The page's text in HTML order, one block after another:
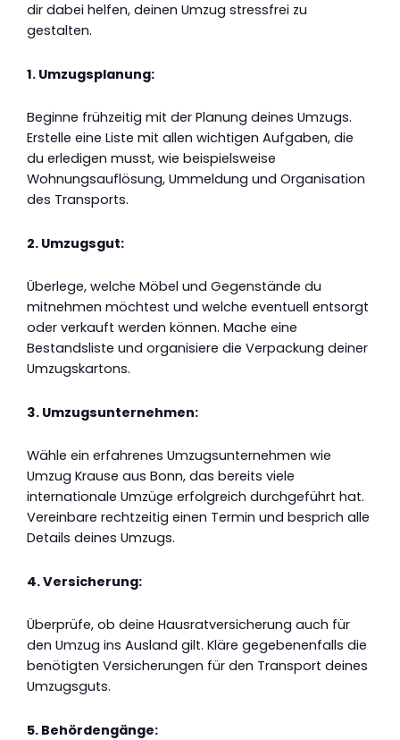
dir dabei helfen, deinen Umzug stressfrei zu
gestalten.
1. Umzugsplanung:
Beginne frühzeitig mit der Planung deines Umzugs.
Erstelle eine Liste mit allen wichtigen Aufgaben, die
du erledigen musst, wie beispielsweise
Wohnungsauflösung, Ummeldung und Organisation
des Transports.
2. Umzugsgut:
Überlege, welche Möbel und Gegenstände du
mitnehmen möchtest und welche eventuell entsorgt
oder verkauft werden können. Mache eine
Bestandsliste und organisiere die Verpackung deiner
Umzugskartons.
3. Umzugsunternehmen:
Wähle ein erfahrenes Umzugsunternehmen wie
Umzug Krause aus Bonn, das bereits viele
internationale Umzüge erfolgreich durchgeführt hat.
Vereinbare rechtzeitig einen Termin und besprich alle
Details deines Umzugs.
4. Versicherung:
Überprüfe, ob deine Hausratversicherung auch für
den Umzug ins Ausland gilt. Kläre gegebenenfalls die
benötigten Versicherungen für den Transport deines
Umzugsguts.
5. Behördengänge: